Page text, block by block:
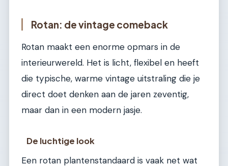
Rotan: de vintage comeback
Rotan maakt een enorme opmars in de
interieurwereld. Het is licht, flexibel en heeft
die typische, warme vintage uitstraling die je
direct doet denken aan de jaren zeventig,
maar dan in een modern jasje.
De luchtige look
Een rotan plantenstandaard is vaak net wat